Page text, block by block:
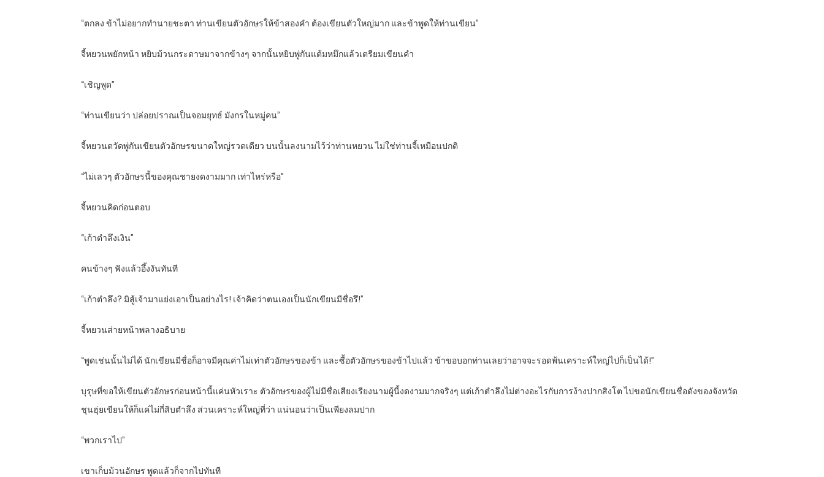
“ตกลง ข้าไม่อยากทำนายชะตา ท่านเขียนตัวอักษรให้ข้าสองคำ ต้องเขียนตัวใหญ่มาก และข้าพูดให้ท่านเขียน”
จี้หยวนพยักหน้า หยิบม้วนกระดาษมาจากข้างๆ จากนั้นหยิบพู่กันแต้มหมึกแล้วเตรียมเขียนคำ
“เชิญพูด”
“ท่านเขียนว่า ปล่อยปราณเป็นจอมยุทธ์ มังกรในหมู่คน”
จี้หยวนตวัดพู่กันเขียนตัวอักษรขนาดใหญ่รวดเดียว บนนั้นลงนามไว้ว่าท่านหยวน ไม่ใช่ท่านจี้เหมือนปกติ
“ไม่เลวๆ ตัวอักษรนี้ของคุณชายงดงามมาก เท่าไหร่หรือ”
จี้หยวนคิดก่อนตอบ
“เก้าตำลึงเงิน”
คนข้างๆ ฟังแล้วอึ้งงันทันที
“เก้าตำลึง? มิสู้เจ้ามาแย่งเอาเป็นอย่างไร! เจ้าคิดว่าตนเองเป็นนักเขียนมีชื่อรึ!”
จี้หยวนส่ายหน้าพลางอธิบาย
“พูดเช่นนั้นไม่ได้ นักเขียนมีชื่อก็อาจมีคุณค่าไม่เท่าตัวอักษรของข้า และซื้อตัวอักษรของข้าไปแล้ว ข้าขอบอกท่านเลยว่าอาจจะรอดพ้นเคราะห์ใหญ่ไปก็เป็นได้!”
บุรุษที่ขอให้เขียนตัวอักษรก่อนหน้านี้แค่นหัวเราะ ตัวอักษรของผู้ไม่มีชื่อเสียงเรียงนามผู้นี้งดงามมากจริงๆ แต่เก้าตำลึงไม่ต่างอะไรกับการง้างปากสิงโต ไปขอนักเขียนชื่อดังของจังหวัด
ชุนฮุ่ยเขียนให้ก็แค่ไม่กี่สิบตำลึง ส่วนเคราะห์ใหญ่ที่ว่า แน่นอนว่าเป็นเพียงลมปาก
“พวกเราไป”
เขาเก็บม้วนอักษร พูดแล้วก็จากไปทันที